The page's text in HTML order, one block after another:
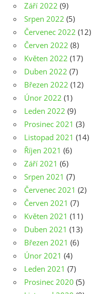
Září 2022 (9)
Srpen 2022 (5)
Červenec 2022 (12)
Červen 2022 (8)
Květen 2022 (17)
Duben 2022 (7)
Březen 2022 (12)
Únor 2022 (1)
Leden 2022 (9)
Prosinec 2021 (3)
Listopad 2021 (14)
Říjen 2021 (6)
Září 2021 (6)
Srpen 2021 (7)
Červenec 2021 (2)
Červen 2021 (7)
Květen 2021 (11)
Duben 2021 (13)
Březen 2021 (6)
Únor 2021 (4)
Leden 2021 (7)
Prosinec 2020 (5)